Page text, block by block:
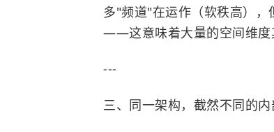
多"频道"在运作（软秩高），
——这意味着大量的空间维度
---
三、同一架构，截然不同的